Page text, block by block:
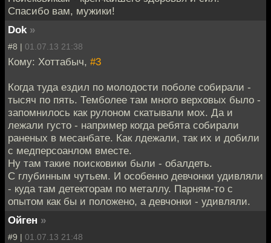
Спасибо вам, мужики!
Dok »
#8 | 01.07.13 21:38
Кому: Хоттабыч, #3
Когда туда ездил по молодости поболе собирали -
тысяч по пять. Темболее там много верховых было -
запомнилось как рулоном скатывали мох. Да и
лежали густо - например когда ребята собирали
раненых в месанбате. Как лдежали, так их и добили
с медперсоанлом вместе.
Ну там такие поисковики были - обалдеть.
С глубинным чутьем. И особенно девчонки удивляли
- куда там детекторам по металлу. Парням-то с
опытом как бы и положено, а девчонки - удивляли.
Ойген »
#9 | 01.07.13 21:48